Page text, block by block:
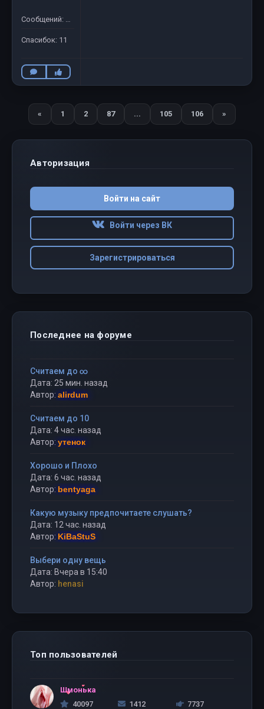
Сообщений: 58
Спасибок: 11
«Назад1 2 87 ... 105 106 »Вперед
Авторизация
Войти на сайт
Войти через ВК
Зарегистрироваться
Последнее на форуме
Считаем до ∞
Дата: 25 мин. назад
Автор: alirdum
Считаем до 10
Дата: 4 час. назад
Автор: утенок
Хорошо и Плохо
Дата: 6 час. назад
Автор: bentyaga
Какую музыку предпочитаете слушать?
Дата: 12 час. назад
Автор: KiBaStuS
Выбери одну вещь
Дата: Вчера в 15:40
Автор: henasi
Топ пользователей
Шмонька
40097
1412 7737